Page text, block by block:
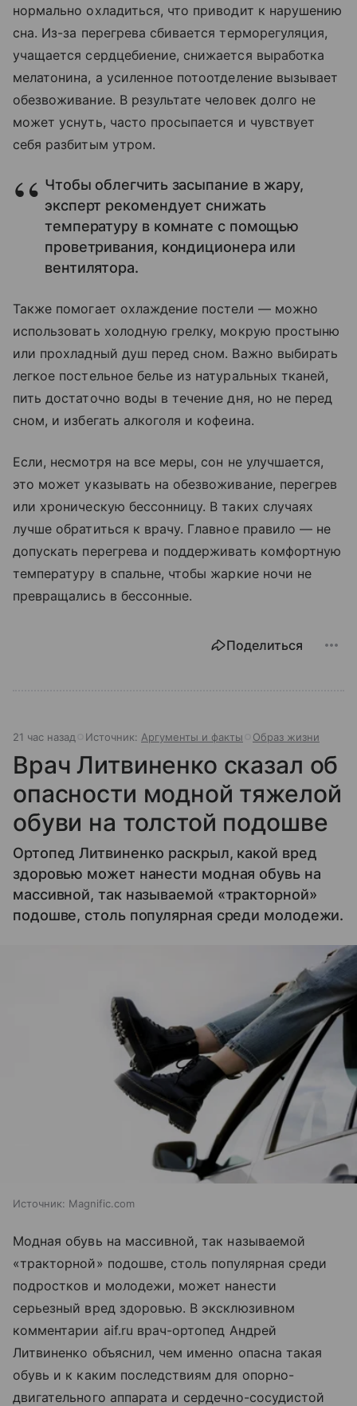
нормально охладиться, что приводит к нарушению
сна. Из-за перегрева сбивается терморегуляция,
учащается сердцебиение, снижается выработка
мелатонина, а усиленное потоотделение вызывает
обезвоживание. В результате человек долго не
может уснуть, часто просыпается и чувствует
себя разбитым утром.
Чтобы облегчить засыпание в жару,
эксперт рекомендует снижать
температуру в комнате с помощью
проветривания, кондиционера или
вентилятора.
Также помогает охлаждение постели — можно
использовать холодную грелку, мокрую простыню
или прохладный душ перед сном. Важно выбирать
легкое постельное белье из натуральных тканей,
пить достаточно воды в течение дня, но не перед
сном, и избегать алкоголя и кофеина.
Если, несмотря на все меры, сон не улучшается,
это может указывать на обезвоживание, перегрев
или хроническую бессонницу. В таких случаях
лучше обратиться к врачу. Главное правило — не
допускать перегрева и поддерживать комфортную
температуру в спальне, чтобы жаркие ночи не
превращались в бессонные.
Поделиться
21 час назад Источник: Аргументы и факты Образ жизни
Врач Литвиненко сказал об
опасности модной тяжелой
обуви на толстой подошве
Ортопед Литвиненко раскрыл, какой вред
здоровью может нанести модная обувь на
массивной, так называемой «тракторной»
подошве, столь популярная среди молодежи.
Источник: Magnific.com
Модная обувь на массивной, так называемой
«тракторной» подошве, столь популярная среди
подростков и молодежи, может нанести
серьезный вред здоровью. В эксклюзивном
комментарии aif.ru врач-ортопед Андрей
Литвиненко объяснил, чем именно опасна такая
обувь и к каким последствиям для опорно-
двигательного аппарата и сердечно-сосудистой